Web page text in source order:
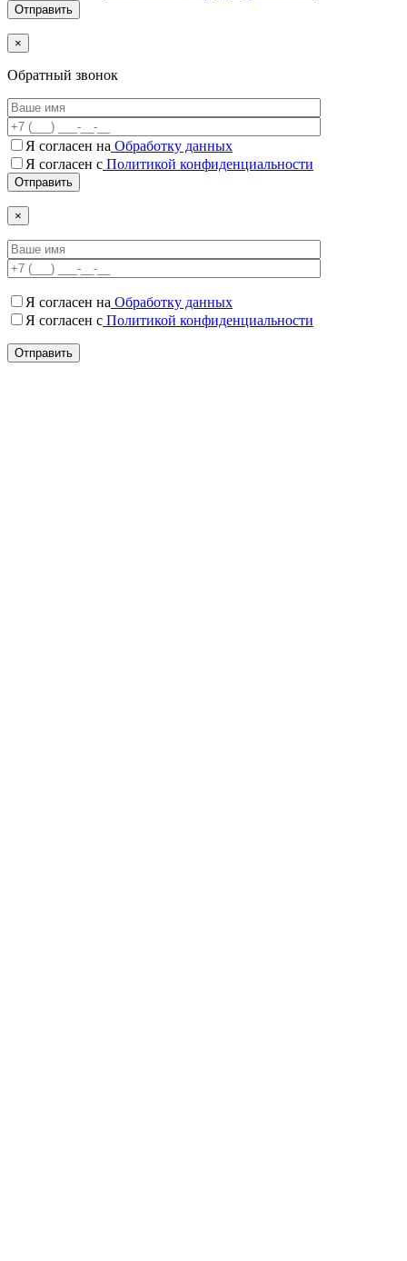
×
Обратный звонок
Я согласен на Обработку данных
Я согласен c Политикой конфиденциальности
×
Я согласен на Обработку данных
Я согласен c Политикой конфиденциальности